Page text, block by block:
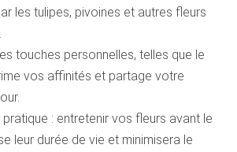
les tulipes, pivoines et autres fleurs
touches personnelles, telles que le
vos affinités et partage votre
pratique : entretenir vos fleurs avant le
leur durée de vie et minimisera le